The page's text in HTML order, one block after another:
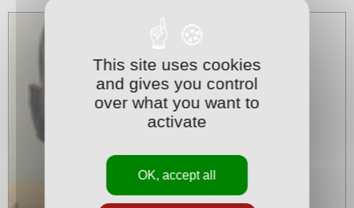
This site uses cookies
and gives you control
over what you want to
activate
OK, accept all